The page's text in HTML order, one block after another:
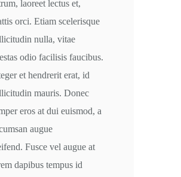
laoreet lectus et,
orci. Etiam scelerisque
nulla, vitae
odio facilisis faucibus.
et hendrerit erat, id
mauris. Donec
eros at dui euismod, a
augue
Fusce vel augue at
dapibus tempus id